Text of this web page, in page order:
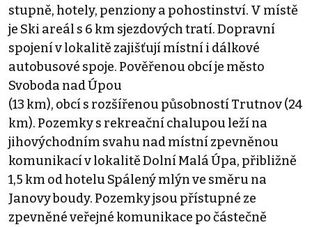
stupně, hotely, penziony a pohostinství. V místě
je Ski areál s 6 km sjezdových tratí. Dopravní
spojení v lokalitě zajišťují místní i dálkové
autobusové spoje. Pověřenou obcí je město
Svoboda nad Úpou
(13 km), obcí s rozšířenou působností Trutnov (24
km). Pozemky s rekreační chalupou leží na
jihovýchodním svahu nad místní zpevněnou
komunikací v lokalitě Dolní Malá Úpa, přibližně
1,5 km od hotelu Spálený mlýn ve směru na
Janovy boudy. Pozemky jsou přístupné ze
zpevněné veřejné komunikace po částečně